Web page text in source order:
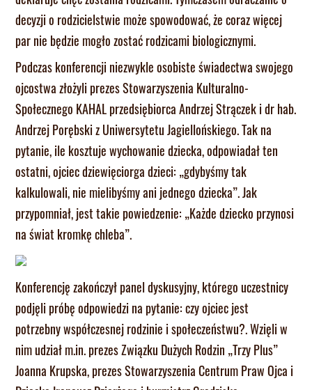
decyzji o rodzicielstwie może spowodować, że coraz więcej
par nie będzie mogło zostać rodzicami biologicznymi.
Podczas konferencji niezwykle osobiste świadectwa swojego
ojcostwa złożyli prezes Stowarzyszenia Kulturalno-
Społecznego KAHAL przedsiębiorca Andrzej Strączek i dr hab.
Andrzej Porębski z Uniwersytetu Jagiellońskiego. Tak na
pytanie, ile kosztuje wychowanie dziecka, odpowiadał ten
ostatni, ojciec dziewięciorga dzieci: „gdybyśmy tak
kalkulowali, nie mielibyśmy ani jednego dziecka”. Jak
przypomniał, jest takie powiedzenie: „Każde dziecko przynosi
na świat kromkę chleba”.
Konferencję zakończył panel dyskusyjny, którego uczestnicy
podjęli próbę odpowiedzi na pytanie: czy ojciec jest
potrzebny współczesnej rodzinie i społeczeństwu?. Wzięli w
nim udział m.in. prezes Związku Dużych Rodzin „Trzy Plus”
Joanna Krupska, prezes Stowarzyszenia Centrum Praw Ojca i